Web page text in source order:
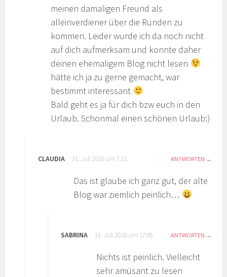
meinen damaligen Freund als
alleinverdiener über die Runden zu
kommen. Leider wurde ich da noch nicht
auf dich aufmerksam und konnte daher
deinen ehemaligem Blog nicht lesen
hätte ich ja zu gerne gemacht, war
bestimmt interessant
Bald geht es ja für dich bzw euch in den
Urlaub. Schonmal einen schönen Urlaub:)
CLAUDIA 31. Juli 2018 um 7:11 ANTWORTEN
Das ist glaube ich ganz gut, der alte
Blog war ziemlich peinlich…
SABRINA 31. Juli 2018 um 17:06 ANTWORTEN
Nichts ist peinlich. Vielleicht
sehr amüsant zu lesen